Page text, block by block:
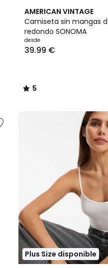
AMERICAN VINTAGE
Camiseta sin mangas
redondo SONOMA
desde
39.99 €
5
/
5
3
Colores
5
/
Plus Size disponible